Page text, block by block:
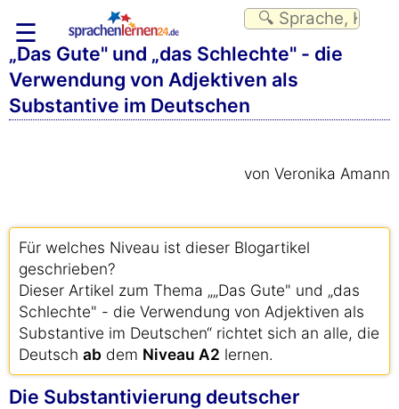
☰
„Das Gute" und „das Schlechte" - die
Verwendung von Adjektiven als
Substantive im Deutschen
von Veronika Amann
Für welches Niveau ist dieser Blogartikel
geschrieben?
Dieser Artikel zum Thema „„Das Gute" und „das
Schlechte" - die Verwendung von Adjektiven als
Substantive im Deutschen“ richtet sich an alle, die
Deutsch ab dem Niveau A2 lernen.
Die Substantivierung deutscher